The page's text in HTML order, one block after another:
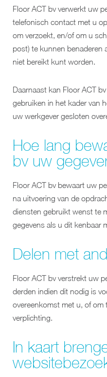
Floor ACT bv verwerkt uw
telefonisch contact met u
om verzoekt, en/of om u
post) te kunnen benaderen
niet bereikt kunt worden.
Daarnaast kan Floor ACT
gebruiken in het kader van
uw werkgever gesloten
Hoe lang
bv uw
Floor ACT bv bewaart uw
na uitvoering van de
diensten gebruikt wenst te
gegevens als u dit kenbaar
Delen met
Floor ACT bv verstrekt uw
derden indien dit nodig is
overeenkomst met u, of om
verplichting.
In kaart